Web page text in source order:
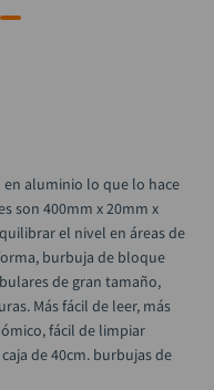
en aluminio lo que lo hace
son 400mm x 20mm x
el nivel en áreas de
burbuja de bloque
de gran tamaño,
Más fácil de leer, más
fácil de limpiar
de 40cm. burbujas de